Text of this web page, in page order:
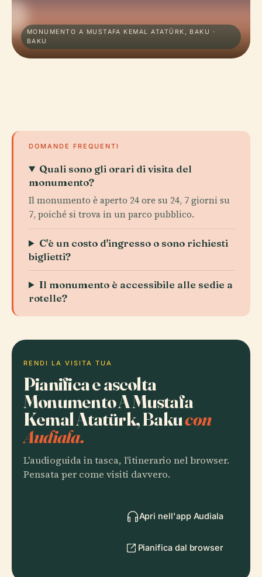
MONUMENTO A MUSTAFA KEMAL ATATÜRK, BAKU ·
BAKU
DOMANDE FREQUENTI
Quali sono gli orari di visita del
monumento?
Il monumento è aperto 24 ore su 24, 7 giorni su
7, poiché si trova in un parco pubblico.
C'è un costo d'ingresso o sono richiesti
biglietti?
Il monumento è accessibile alle sedie a
rotelle?
RENDI LA VISITA TUA
Pianifica e ascolta
Monumento A Mustafa
Kemal Atatürk, Bakucon
Audiala.
L'audioguida in tasca, l'itinerario nel browser.
Pensata per come visiti davvero.
Apri nell'app Audiala
Pianifica dal browser